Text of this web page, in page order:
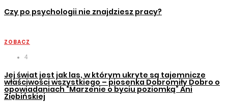
Czy po psychologii nie znajdziesz pracy?
ZOBACZ
4
Jej świat jest jak las, w którym ukryte są tajemnicze
właściwości wszystkiego – piosenka Dobromiły Dobro o
opowiadaniach “Marzenie o byciu poziomką” Ani
Ziębińskiej